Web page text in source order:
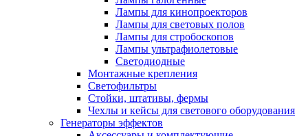
Лампы для кинопроекторов
Лампы для световых полов
Лампы для стробоскопов
Лампы ультрафиолетовые
Светодиодные
Монтажные крепления
Светофильтры
Стойки, штативы, фермы
Чехлы и кейсы для светового оборудования
Генераторы эффектов